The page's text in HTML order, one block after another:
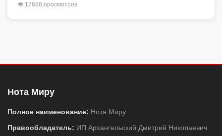
👁 17686 просмотров
Нота Миру
Полное наименование: Нота Миру
Правообладатель: ИП Архангельский Дмитрий Николаевич